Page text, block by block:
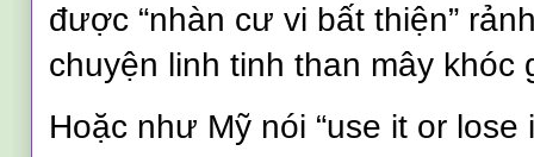
được “nhàn cư vi bất thiện”
chuyện linh tinh than mây khóc
Hoặc như Mỹ nói “use it or lose